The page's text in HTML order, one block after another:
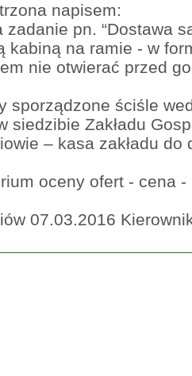
napisem:
zadanie pn. “Dostawa
kabiną na ramie - w
nie otwierać przed
sporządzone ściśle
siedzibie Zakładu
– kasa zakładu
oceny ofert - cena -
07.03.2016